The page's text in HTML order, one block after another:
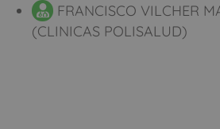
FRANCISCO VILCHER
(CLINICAS POLISALUD)